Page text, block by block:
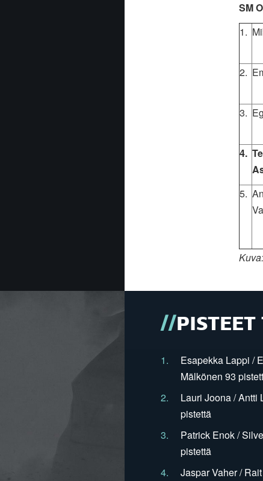
SM
1.
2.
3.
4.
5.
1.
Esapekka Lappi /
Mälkönen 93
2.
Lauri Joona / Antti
pistettä
3.
Patrick Enok /
pistettä
4.
Jaspar Vaher /